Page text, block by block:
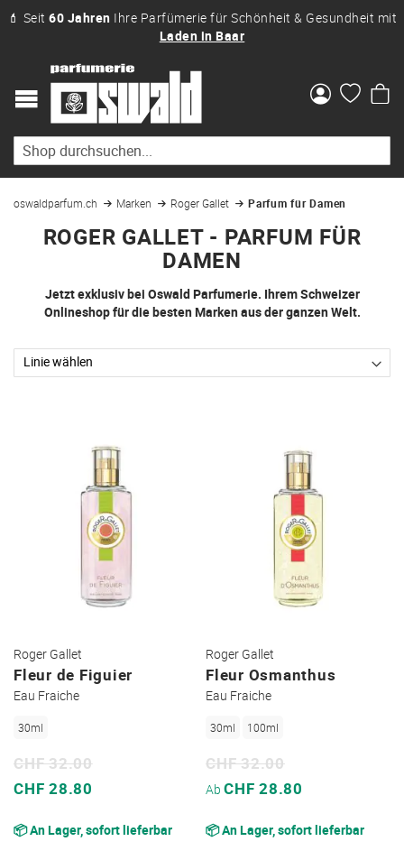
💄 Seit60 Jahren Ihre Parfümerie für Schönheit & Gesundheit mit
Laden in Baar
oswaldparfum.ch Marken Roger Gallet Parfum für Damen
ROGER GALLET - PARFUM FÜR
DAMEN
Jetzt exklusiv bei Oswald Parfumerie. Ihrem Schweizer
Onlineshop für die besten Marken aus der ganzen Welt.
Roger Gallet
Fleur de Figuier
Eau Fraiche
30ml
Sonderpreis
CHF 28.80
CHF 32.00
📦 An Lager, sofort lieferbar
Roger Gallet
Fleur Osmanthus
Eau Fraiche
30ml 100ml
Sonderpreis
AbCHF 28.80
CHF 32.00
📦 An Lager, sofort lieferbar